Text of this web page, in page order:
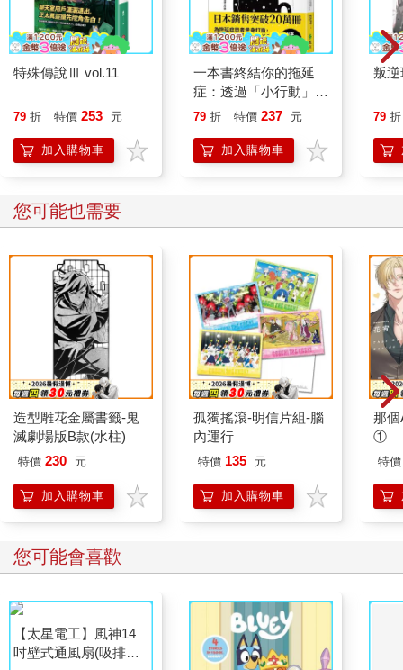
特殊傳說Ⅲ vol.11
79 折 特價 253 元
加入購物車
一本書終結你的拖延
症：透過「小行動」打
開大腦的行動開關，懶
的37個科學方法
79 折 特價 237 元
加入購物車
叛逆
79 折
您可能也需要
造型雕花金屬書籤-鬼
滅劇場版B款(水柱)
特價 230 元
加入購物車
孤獨搖滾-明信片組-腦
內運行
特價 135 元
加入購物車
那個
①
特價
您可能會喜歡